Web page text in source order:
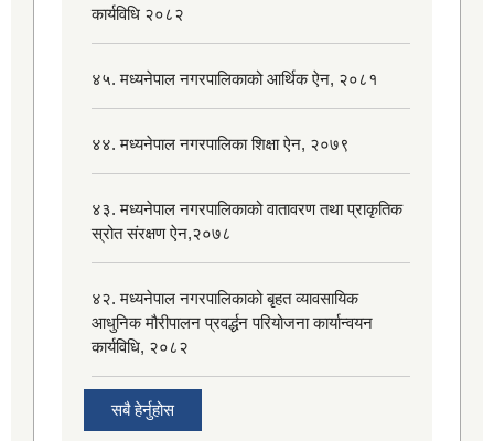
कार्यविधि २०८२
४५. मध्यनेपाल नगरपालिकाको आर्थिक ऐन, २०८१
४४. मध्यनेपाल नगरपालिका शिक्षा ऐन, २०७९
४३. मध्यनेपाल नगरपालिकाको वातावरण तथा प्राकृतिक
स्रोत संरक्षण ऐन,२०७८
४२. मध्यनेपाल नगरपालिकाको बृहत व्यावसायिक
आधुनिक मौरीपालन प्रवर्द्धन परियोजना कार्यान्वयन
कार्यविधि, २०८२
सबै हेर्नुहोस